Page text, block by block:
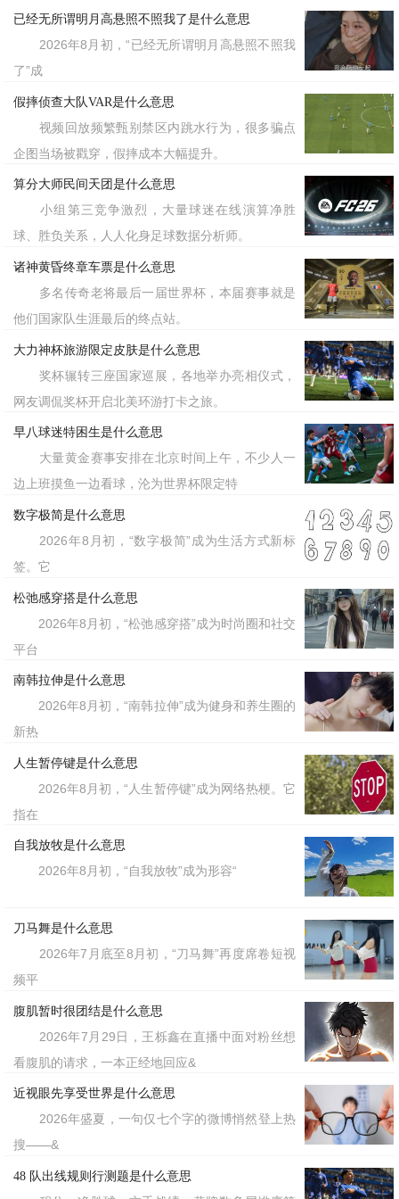
已经无所谓明月高悬照不照我了是什么意思
2026年8月初，“已经无所谓明月高悬照不照我
了”成
假摔侦查大队VAR是什么意思
视频回放频繁甄别禁区内跳水行为，很多骗点
企图当场被戳穿，假摔成本大幅提升。
算分大师民间天团是什么意思
小组第三竞争激烈，大量球迷在线演算净胜
球、胜负关系，人人化身足球数据分析师。
诸神黄昏终章车票是什么意思
多名传奇老将最后一届世界杯，本届赛事就是
他们国家队生涯最后的终点站。
大力神杯旅游限定皮肤是什么意思
奖杯辗转三座国家巡展，各地举办亮相仪式，
网友调侃奖杯开启北美环游打卡之旅。
早八球迷特困生是什么意思
大量黄金赛事安排在北京时间上午，不少人一
边上班摸鱼一边看球，沦为世界杯限定特
数字极简是什么意思
2026年8月初，“数字极简”成为生活方式新标
签。它
松弛感穿搭是什么意思
2026年8月初，“松弛感穿搭”成为时尚圈和社交
平台
南韩拉伸是什么意思
2026年8月初，“南韩拉伸”成为健身和养生圈的
新热
人生暂停键是什么意思
2026年8月初，“人生暂停键”成为网络热梗。它
指在
自我放牧是什么意思
2026年8月初，“自我放牧”成为形容“
刀马舞是什么意思
2026年7月底至8月初，“刀马舞”再度席卷短视
频平
腹肌暂时很团结是什么意思
2026年7月29日，王栎鑫在直播中面对粉丝想
看腹肌的请求，一本正经地回应&
近视眼先享受世界是什么意思
2026年盛夏，一句仅七个字的微博悄然登上热
搜——&
48 队出线规则行测题是什么意思